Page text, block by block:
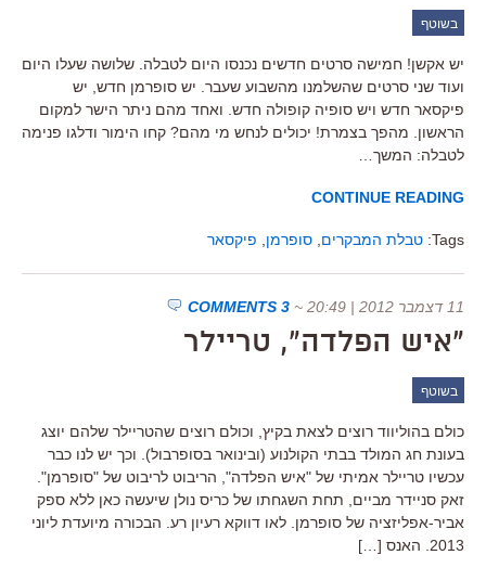
בשוטף
יש אקשן! חמישה סרטים חדשים נכנסו היום לטבלה. שלושה שעלו היום
ועוד שני סרטים שהשלמנו מהשבוע שעבר. יש סופרמן חדש, יש
פיקסאר חדש ויש סופיה קופולה חדש. ואחד מהם ניתר הישר למקום
הראשון. מהפך בצמרת! יכולים לנחש מי מהם? קחו הימור ודלגו פנימה
לטבלה: המשך…
CONTINUE READING
Tags: טבלת המבקרים סופרמן פיקסאר
11 דצמבר 2012 | 20:49 ~
3 COMMENTS
"איש הפלדה", טריילר
בשוטף
כולם בהוליווד רוצים לצאת בקיץ, וכולם רוצים שהטריילר שלהם יוצג
בעונת חג המולד בבתי הקולנוע (ובינואר בסופרבול). וכך יש לנו כבר
עכשיו טריילר אמיתי של "איש הפלדה", הריבוט לריבוט של "סופרמן".
זאק סניידר מביים, תחת השגחתו של כריס נולן שיעשה כאן ללא ספק
אביר-אפליזציה של סופרמן. לאו דווקא רעיון רע. הבכורה מיועדת ליוני
2013. האנס […]